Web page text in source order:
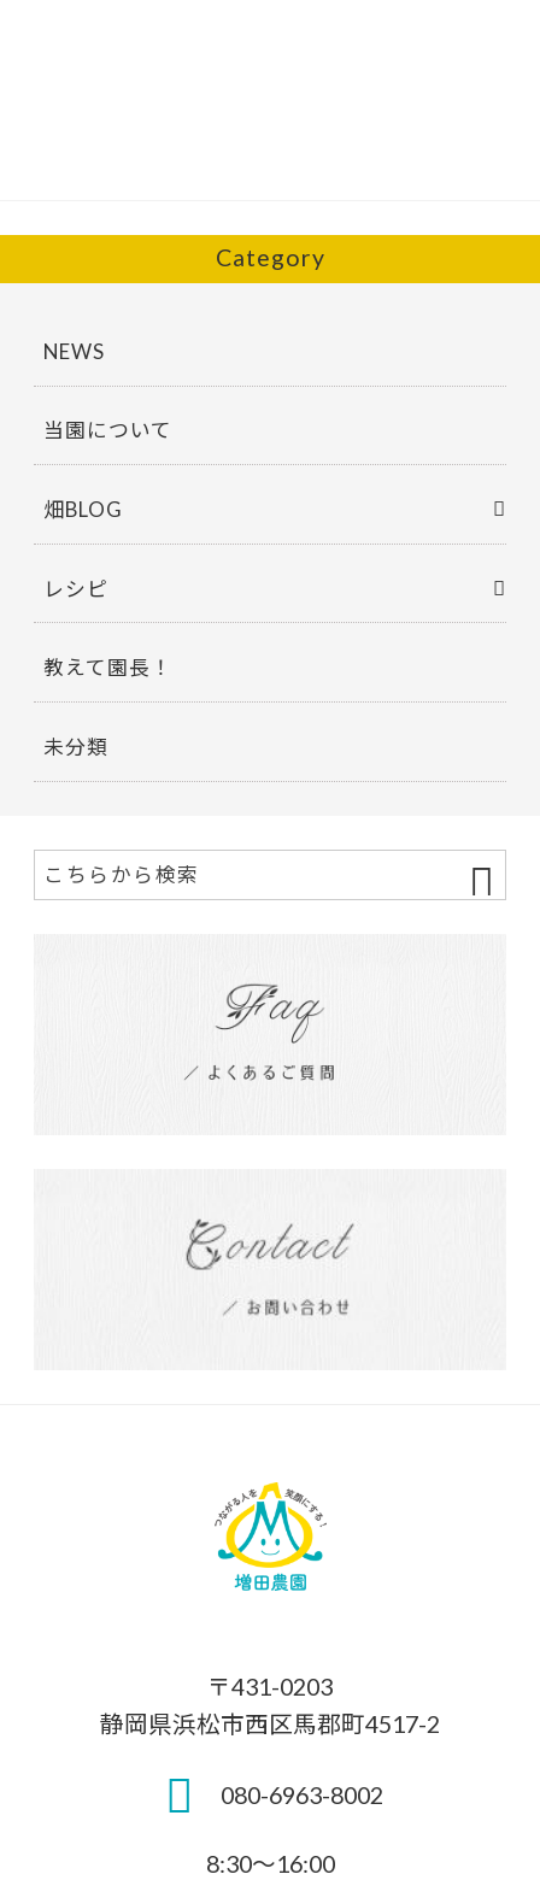
Category
NEWS
当園について
畑BLOG
レシピ
教えて園長！
未分類
〒431-0203
静岡県浜松市西区馬郡町4517-2
080-6963-8002
8:30～16:00